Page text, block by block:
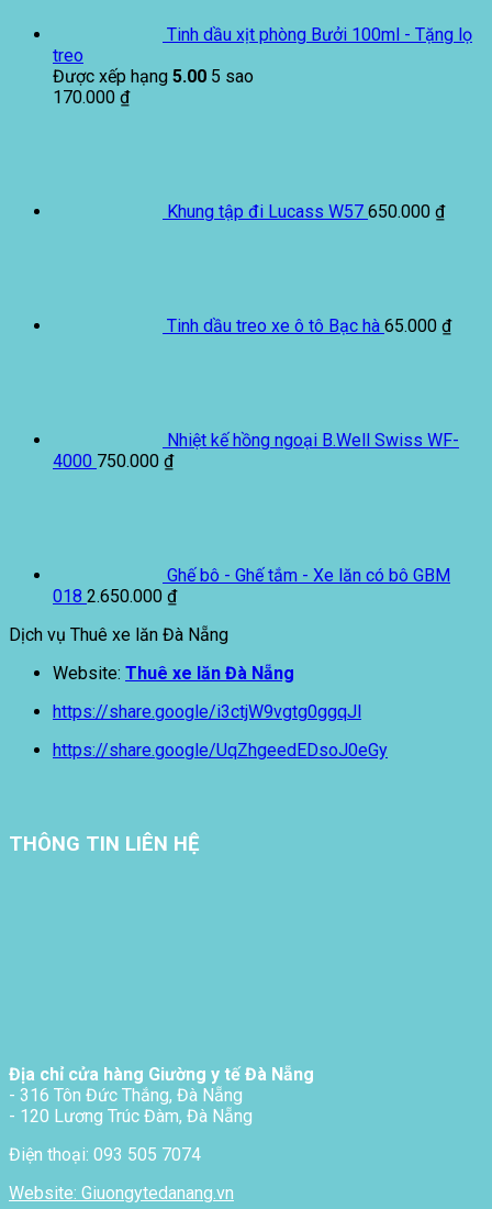
Tinh dầu xịt phòng Bưởi 100ml - Tặng lọ
treo
Được xếp hạng 5.00 5 sao
170.000 ₫
Khung tập đi Lucass W57 650.000 ₫
Tinh dầu treo xe ô tô Bạc hà 65.000 ₫
Nhiệt kế hồng ngoại B.Well Swiss WF-
4000 750.000 ₫
Ghế bô - Ghế tắm - Xe lăn có bô GBM
018 2.650.000 ₫
Dịch vụ Thuê xe lăn Đà Nẵng
Website: Thuê xe lăn Đà Nẵng
https://share.google/i3ctjW9vgtg0ggqJl
https://share.google/UqZhgeedEDsoJ0eGy
THÔNG TIN LIÊN HỆ
Địa chỉ cửa hàng Giường y tế Đà Nẵng
- 316 Tôn Đức Thắng, Đà Nẵng
- 120 Lương Trúc Đàm, Đà Nẵng
Điện thoại: 093 505 7074
Website: Giuongytedanang.vn